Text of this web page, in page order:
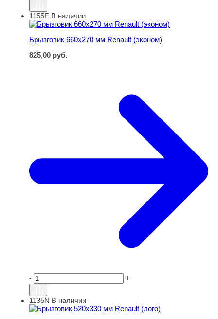
Брызговик 660х270 мм Renault (эконом)
1155Е В наличии
Брызговик 660х270 мм Renault (эконом)
825,00 руб.
- +
Брызговик 520х330 мм Renault (лого)
1135N В наличии